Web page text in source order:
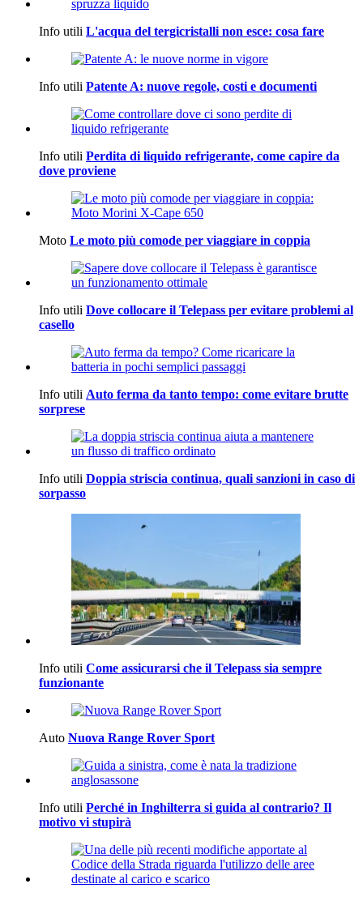
Info utili L'acqua del tergicristalli non esce: cosa fare
Info utili Patente A: nuove regole, costi e documenti
Info utili Perdita di liquido refrigerante, come capire da
dove proviene
Moto Le moto più comode per viaggiare in coppia
Info utili Dove collocare il Telepass per evitare problemi al
casello
Info utili Auto ferma da tanto tempo: come evitare brutte
sorprese
Info utili Doppia striscia continua, quali sanzioni in caso di
sorpasso
Info utili Come assicurarsi che il Telepass sia sempre
funzionante
Auto Nuova Range Rover Sport
Info utili Perché in Inghilterra si guida al contrario? Il
motivo vi stupirà